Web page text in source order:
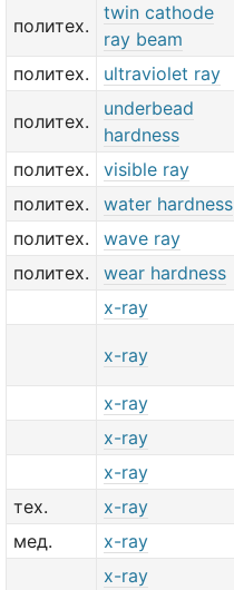
политех.
twin cathode
ray beam
политех. ultraviolet ray
политех.
underbead
hardness
политех. visible ray
политех.
water hardness
политех.
wave ray
политех.
wear hardness
x-ray
x-ray
x-ray
x-ray
x-ray
тех.
x-ray
мед.
x-ray
x-ray